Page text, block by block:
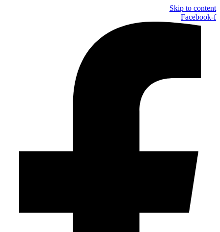
Skip to content
Facebook-f